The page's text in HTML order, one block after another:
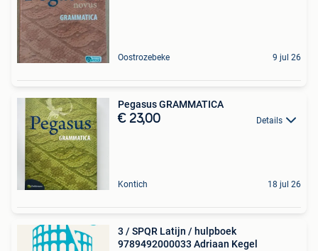
Oostrozebeke 9 jul 26
Pegasus GRAMMATICA
€ 23,00 Details
Kontich 18 jul 26
3 / SPQR Latijn / hulpboek
9789492000033 Adriaan Kegel